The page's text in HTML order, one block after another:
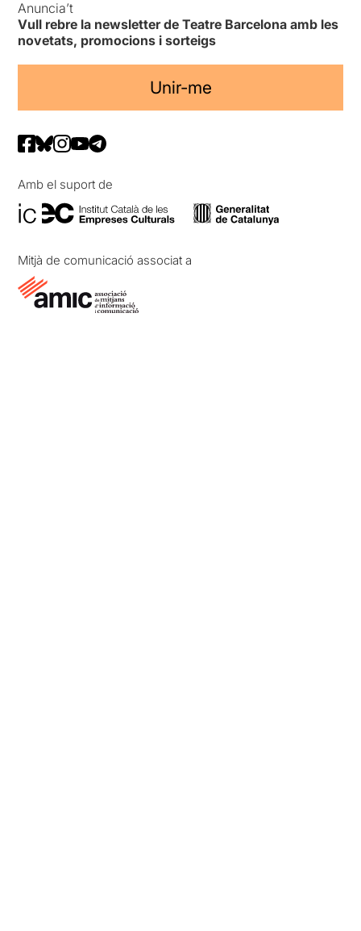
Anuncia’t
Vull rebre la newsletter de Teatre Barcelona amb les
novetats, promocions i sorteigs
Unir-me
Amb el suport de
Mitjà de comunicació associat a